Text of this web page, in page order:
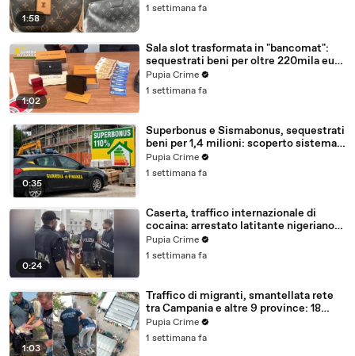
1:58
1 settimana fa
1:02
Sala slot trasformata in "bancomat":
sequestrati beni per oltre 220mila euro
a due coniugi (29.07.26)
Pupia Crime
1 settimana fa
0:35
Superbonus e Sismabonus, sequestrati
beni per 1,4 milioni: scoperto sistema
con false abitazioni (29.07.26)
Pupia Crime
1 settimana fa
0:24
Caserta, traffico internazionale di
cocaina: arrestato latitante nigeriano
ricercato dal 2019 (28.07.26)
Pupia Crime
1 settimana fa
1:03
Traffico di migranti, smantellata rete
tra Campania e altre 9 province: 18
arresti (27.07.26)
Pupia Crime
1 settimana fa